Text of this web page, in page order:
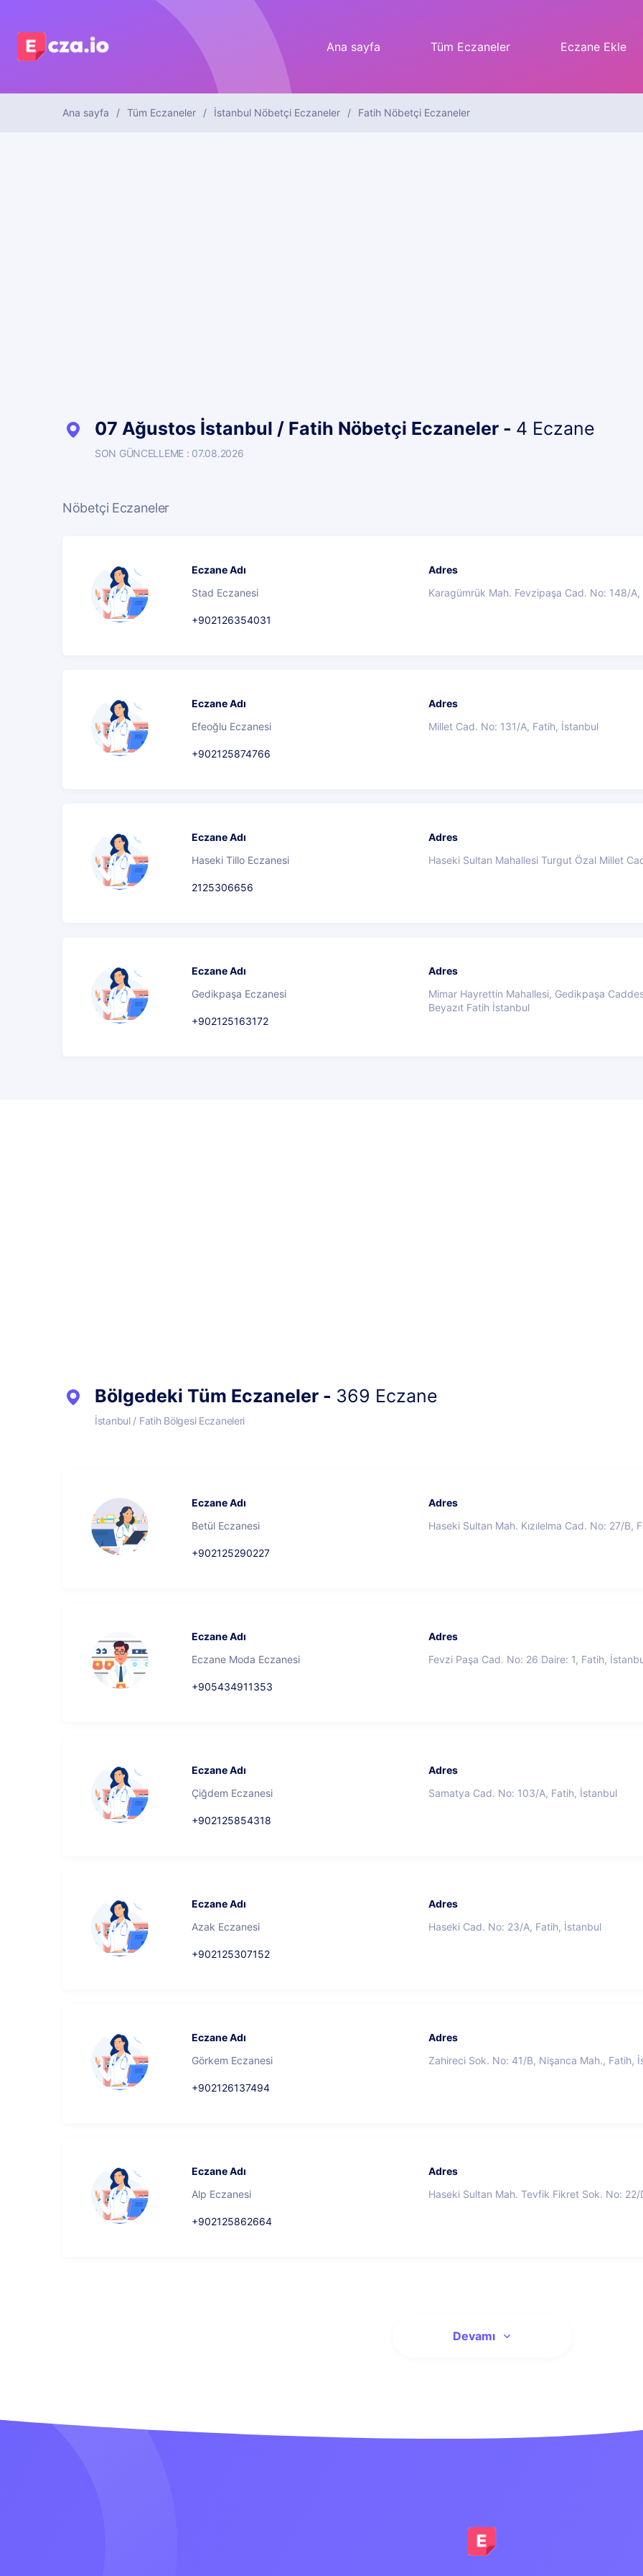
Ana sayfa Tüm Eczaneler Eczane Ekle
Ana sayfa Tüm Eczaneler İstanbul Nöbetçi Eczaneler Fatih Nöbetçi Eczaneler
07 Ağustos İstanbul / Fatih Nöbetçi Eczaneler - 4 Eczane
SON GÜNCELLEME : 07.08.2026
Nöbetçi Eczaneler
Eczane Adı
Stad Eczanesi
+902126354031
Adres
Karagümrük Mah. Fevzipaşa Cad. No: 148/
Eczane Adı
Efeoğlu Eczanesi
+902125874766
Adres
Millet Cad. No: 131/A, Fatih, İstanbul
Eczane Adı
Haseki Tillo Eczanesi
2125306656
Adres
Haseki Sultan Mahallesi Turgut Özal Millet
Eczane Adı
Gedikpaşa Eczanesi
+902125163172
Adres
Mimar Hayrettin Mahallesi, Gedikpaşa
Beyazıt Fatih İstanbul
Bölgedeki Tüm Eczaneler - 369 Eczane
İstanbul / Fatih Bölgesi Eczaneleri
Eczane Adı
Betül Eczanesi
+902125290227
Adres
Haseki Sultan Mah. Kızılelma Cad. No: 27/B,
Eczane Adı
Eczane Moda Eczanesi
+905434911353
Adres
Fevzi Paşa Cad. No: 26 Daire: 1, Fatih,
Eczane Adı
Çiğdem Eczanesi
+902125854318
Adres
Samatya Cad. No: 103/A, Fatih, İstanbul
Eczane Adı
Azak Eczanesi
+902125307152
Adres
Haseki Cad. No: 23/A, Fatih, İstanbul
Eczane Adı
Görkem Eczanesi
+902126137494
Adres
Zahireci Sok. No: 41/B, Nişanca Mah., Fatih,
Eczane Adı
Alp Eczanesi
+902125862664
Adres
Haseki Sultan Mah. Tevfik Fikret Sok. No:
Devamı